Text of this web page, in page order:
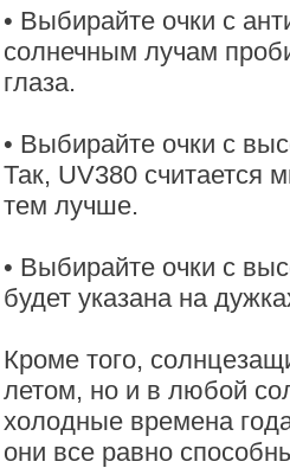
• Выбирайте очки с
солнечным лучам
глаза.
• Выбирайте очки с
Так, UV380
тем лучше.
• Выбирайте очки с
будет указана на
Кроме того,
летом, но и в любой
холодные времена
они все равно